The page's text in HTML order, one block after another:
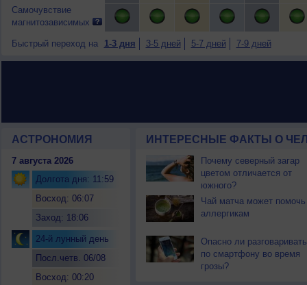
Самочувствие
магнитозависимых
Быстрый переход на 1-3 дня 3-5 дней 5-7 дней 7-9 дней
АСТРОНОМИЯ
7 августа 2026
Долгота дня: 11:59
Восход: 06:07
Заход: 18:06
24-й лунный день
Посл.четв. 06/08
Восход: 00:20
ИНТЕРЕСНЫЕ ФАКТЫ О
Почему северный загар
цветом отличается от
южного?
Чай матча может помочь
аллергикам
Опасно ли разговаривать
по смартфону во время
грозы?